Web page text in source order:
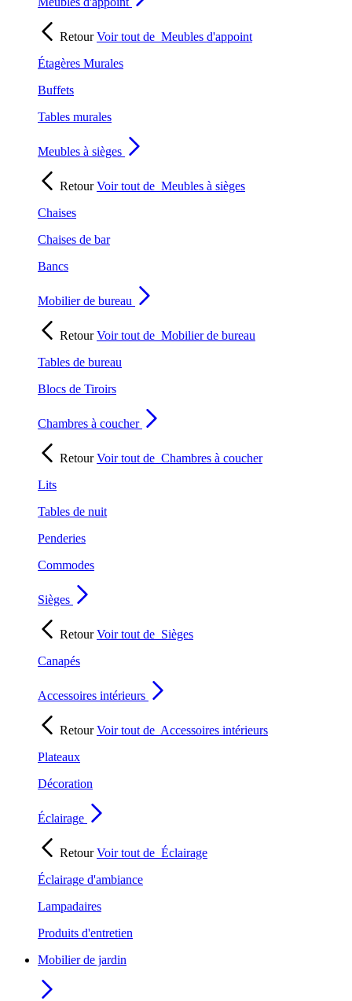
RetourVoir tout de Meubles d'appoint
Étagères Murales
Buffets
Tables murales
Meubles à sièges
RetourVoir tout de Meubles à sièges
Chaises
Chaises de bar
Bancs
Mobilier de bureau
RetourVoir tout de Mobilier de bureau
Tables de bureau
Blocs de Tiroirs
Chambres à coucher
RetourVoir tout de Chambres à coucher
Lits
Tables de nuit
Penderies
Commodes
Sièges
RetourVoir tout de Sièges
Canapés
Accessoires intérieurs
RetourVoir tout de Accessoires intérieurs
Plateaux
Décoration
Éclairage
RetourVoir tout de Éclairage
Éclairage d'ambiance
Lampadaires
Produits d'entretien
Mobilier de jardin